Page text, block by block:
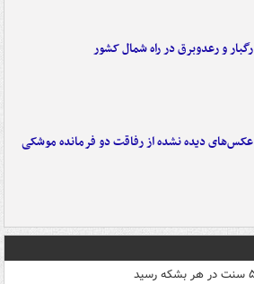
رگبار و رعدوبرق در راه شمال کشور
عکس‌های دیده نشده از رفاقت دو فرمانده‌ موشکی